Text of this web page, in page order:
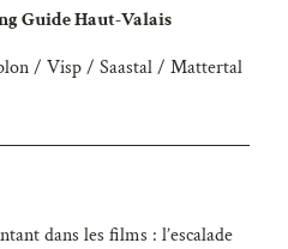
Guide Haut-Valais
/ Visp / Saastal / Mattertal
dans les films : l’escalade